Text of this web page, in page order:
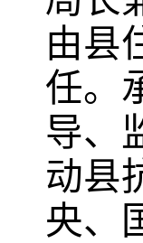
由县
任。
导、
动县
央、